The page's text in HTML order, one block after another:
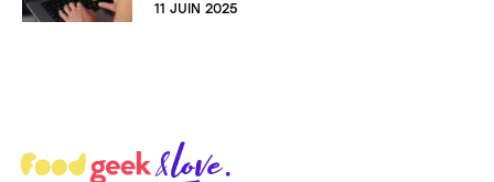
11 JUIN 2025